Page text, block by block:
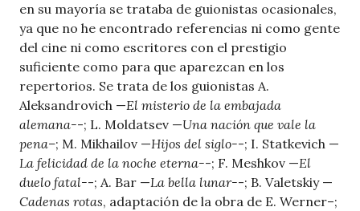
en su mayoría se trataba de guionistas ocasionales,
ya que no he encontrado referencias ni como gente
del cine ni como escritores con el prestigio
suficiente como para que aparezcan en los
repertorios. Se trata de los guionistas A.
Aleksandrovich —El misterio de la embajada
alemana--; L. Moldatsev —Una nación que vale la
pena–; M. Mikhailov —Hijos del siglo--; I. Statkevich —
La felicidad de la noche eterna--; F. Meshkov —El
duelo fatal--; A. Bar —La bella lunar--; B. Valetskiy —
Cadenas rotas, adaptación de la obra de E. Werner–;